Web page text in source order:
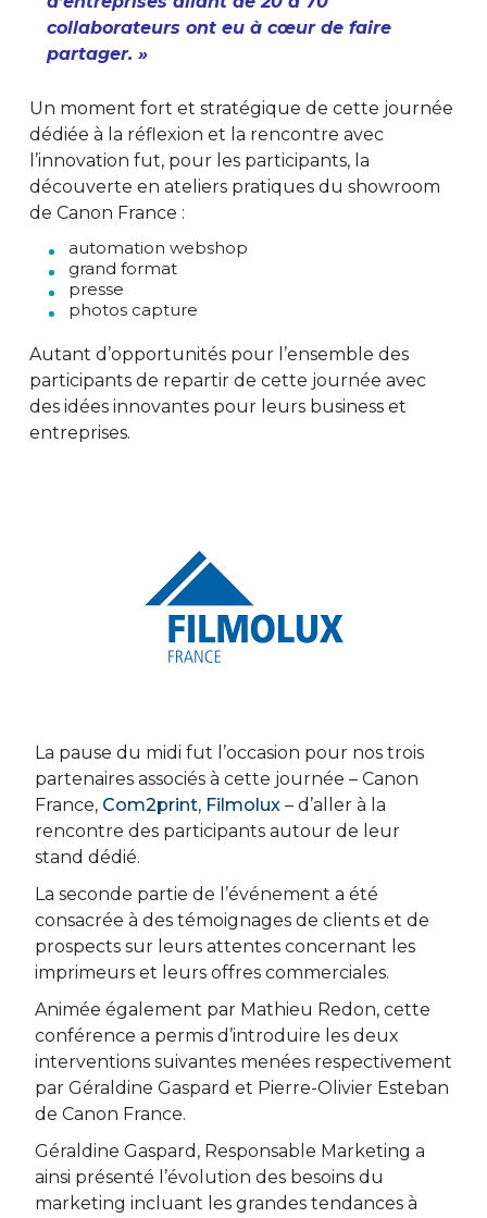
collaborateurs ont eu à cœur de faire
partager. »
Un moment fort et stratégique de cette journée
dédiée à la réflexion et la rencontre avec
l’innovation fut, pour les participants, la
découverte en ateliers pratiques du showroom
de Canon France :
automation webshop
grand format
presse
photos capture
Autant d’opportunités pour l’ensemble des
participants de repartir de cette journée avec
des idées innovantes pour leurs business et
entreprises.
La pause du midi fut l’occasion pour nos trois
partenaires associés à cette journée – Canon
France, Com2print, Filmolux – d’aller à la
rencontre des participants autour de leur
stand dédié.
La seconde partie de l’événement a été
consacrée à des témoignages de clients et de
prospects sur leurs attentes concernant les
imprimeurs et leurs offres commerciales.
Animée également par Mathieu Redon, cette
conférence a permis d’introduire les deux
interventions suivantes menées respectivement
par Géraldine Gaspard et Pierre-Olivier Esteban
de Canon France.
Géraldine Gaspard, Responsable Marketing a
ainsi présenté l’évolution des besoins du
marketing incluant les grandes tendances à